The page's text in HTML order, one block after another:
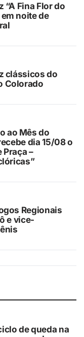
“A Fina Flor do
noite de
clássicos do
Colorado
ao Mês do
dia 15/08 o
Praça –
Regionais
e vice-
de queda na